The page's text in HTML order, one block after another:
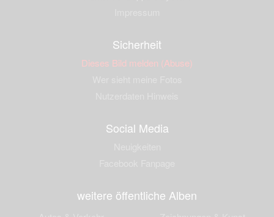
Sicherheit
Dieses Bild melden (Abuse)
Social Media
weitere öffentliche Alben